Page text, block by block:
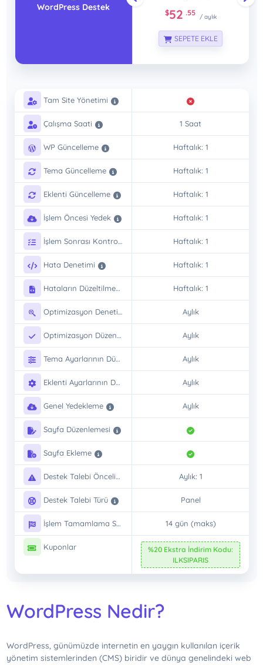
WordPress Destek $52 .55 / aylık
SEPETE EKLE
Tam Site Yönetimi
Çalışma Saati
WP Güncelleme
Tema Güncelleme
Eklenti Güncelleme
İşlem Öncesi Yedek
İşlem Sonrası Kontrol
Hata Denetimi
Hataların Düzeltilmesi
Optimizasyon Denetimi
Optimizasyon Düzenlemesi
Tema Ayarlarının Düzenlenmesi
Eklenti Ayarlarının Düzenlenmesi
Genel Yedekleme
Sayfa Düzenlemesi
Sayfa Ekleme
Destek Talebi Önceliği
Destek Talebi Türü
İşlem Tamamlama Süresi
Kuponlar
1 Saat
Haftalık: 1
Haftalık: 1
Haftalık: 1
Haftalık: 1
Haftalık: 1
Haftalık: 1
Haftalık: 1
Aylık
Aylık
Aylık
Aylık
Aylık
Aylık: 1
Panel
14 gün (maks)
%20 Ekstra İndirim Kodu:
ILKSIPARIS
WordPress Nedir?
WordPress, günümüzde internetin en yaygın kullanılan içerik
yönetim sistemlerinden (CMS) biridir ve dünya genelindeki web